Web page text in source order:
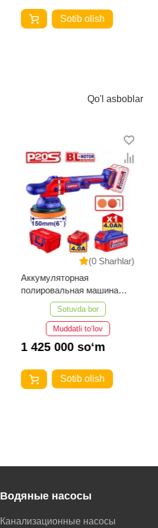
Sotib olish
Qo'l asboblar
(0 Sharhlar)
Аккумуляторная
полировальная машина
EMTOP ELAP20158
Sotuvda bor
Muddatli to‘lov
1 425 000 so‘m
Sotib olish
Водяные насосы
Канализационные насосы